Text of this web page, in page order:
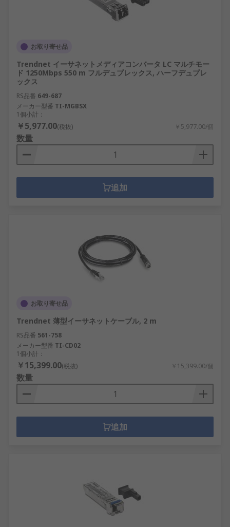
お取り寄せ品
Trendnet イーサネットメディアコンバータ LC マルチモー
ド 1250Mbps 550 m フルデュプレックス, ハーフデュプレ
ックス
RS品番 649-687
メーカー型番 TI-MGBSX
1個小計：
￥5,977.00(税抜) ￥5,977.00/個
数量
追加
お取り寄せ品
Trendnet 薄型イーサネットケーブル, 2 m
RS品番 561-758
メーカー型番 TI-CD02
1個小計：
￥15,399.00(税抜) ￥15,399.00/個
数量
追加